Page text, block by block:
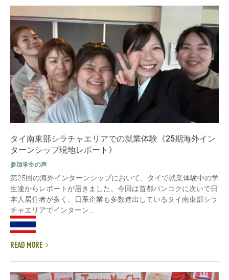
タイ南東部シラチャエリアでの就業体験《25期海外イン
ターンシップ現地レポート》
参加学生の声
第25回の海外インターンシップにおいて、タイで就業体験中の学
生達からレポートが届きました。今回は首都バンコクに次いで日
本人居住者が多く、日系企業も多数進出しているタイ南東部シラ
チャエリアでインターン...
READ MORE